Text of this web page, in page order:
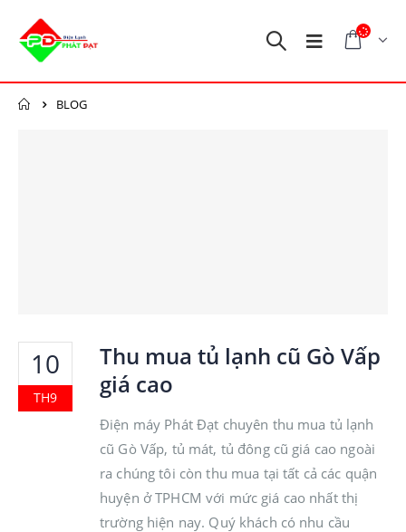
BLOG
10
TH9
Thu mua tủ lạnh cũ Gò Vấp
giá cao
Điện máy Phát Đạt chuyên thu mua tủ lạnh
cũ Gò Vấp, tủ mát, tủ đông cũ giá cao ngoài
ra chúng tôi còn thu mua tại tất cả các quận
huyện ở TPHCM với mức giá cao nhất thị
trường hiện nay. Quý khách có nhu cầu